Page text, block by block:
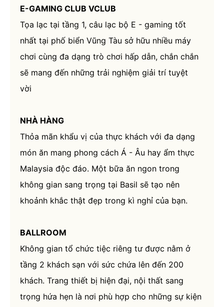
E-GAMING CLUB VCLUB
Tọa lạc tại tầng 1, câu lạc bộ E - gaming tốt
nhất tại phố biển Vũng Tàu sở hữu nhiều máy
chơi cùng đa dạng trò chơi hấp dẫn, chắn chắn
sẽ mang đến những trải nghiệm giải trí tuyệt
vời
NHÀ HÀNG
Thỏa mãn khẩu vị của thực khách với đa dạng
món ăn mang phong cách Á - Âu hay ẩm thực
Malaysia độc đáo. Một bữa ăn ngon trong
không gian sang trọng tại Basil sẽ tạo nên
khoảnh khắc thật đẹp trong kì nghỉ của bạn.
BALLROOM
Không gian tổ chức tiệc riêng tư được nằm ở
tầng 2 khách sạn với sức chứa lên đến 200
khách. Trang thiết bị hiện đại, nội thất sang
trọng hứa hẹn là nơi phù hợp cho những sự kiện